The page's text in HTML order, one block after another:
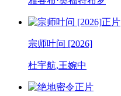
正片
宗师叶问 [2026]
杜宇航,王婉中
正片